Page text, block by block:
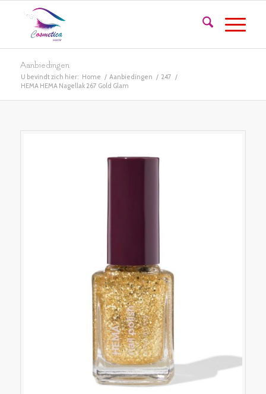
Aanbiedingen
U bevindt zich hier: Home / Aanbiedingen / 247 /
HEMA HEMA Nagellak 267 Gold Glam